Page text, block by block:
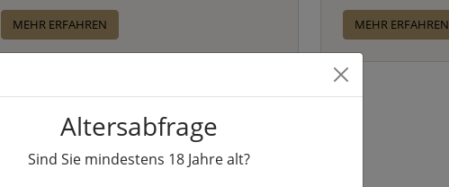
Altersabfrage
Sind Sie mindestens 18Jahre alt?
MEHR ERFAHREN MEHR ERFAHREN